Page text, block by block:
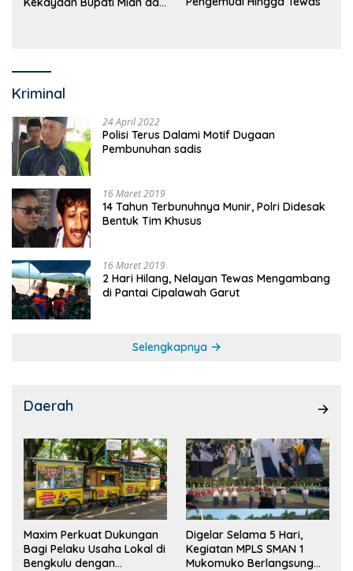
Kriminal
24 April 2022
Polisi Terus Dalami Motif Dugaan
Pembunuhan sadis
16 Maret 2019
14 Tahun Terbunuhnya Munir, Polri Didesak
Bentuk Tim Khusus
16 Maret 2019
2 Hari Hilang, Nelayan Tewas Mengambang
di Pantai Cipalawah Garut
Selengkapnya
Daerah
Maxim Perkuat Dukungan
Bagi Pelaku Usaha Lokal di
Bengkulu dengan
Digelar Selama 5 Hari,
Kegiatan MPLS SMAN 1
Mukomuko Berlangsung